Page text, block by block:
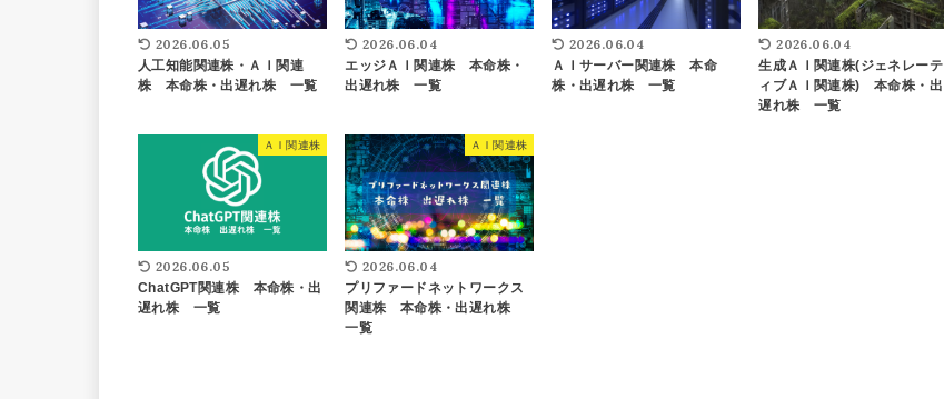
2026.06.05
人工知能関連株・ＡＩ関連
株 本命株・出遅れ株 一覧
2026.06.04
エッジＡＩ関連株 本命株・
出遅れ株 一覧
2026.06.04
ＡＩサーバー関連株 本命
株・出遅れ株 一覧
2026.06.04
生成ＡＩ関連株(ジェネレーテ
ィブＡＩ関連株) 本命株・出
遅れ株 一覧
ＡＩ関連株
2026.06.05
ChatGPT関連株 本命株・出
遅れ株 一覧
ＡＩ関連株
2026.06.04
プリファードネットワークス
関連株 本命株・出遅れ株
一覧